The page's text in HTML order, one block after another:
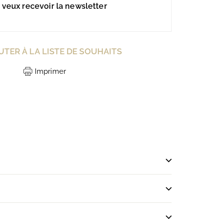
veux recevoir la newsletter
À LA LISTE DE SOUHAITS
Imprimer